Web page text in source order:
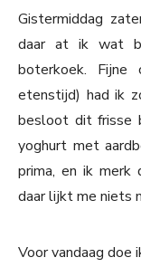
Gistermiddag
daar at ik wat
boterkoek.
etenstijd) had ik
besloot dit frisse
yoghurt met
prima, en ik
daar lijkt me niets
Voor vandaag doe